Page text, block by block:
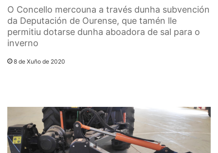
O Concello mercouna a través dunha subvención
da Deputación de Ourense, que tamén lle
permitiu dotarse dunha aboadora de sal para o
inverno
8 de Xuño de 2020